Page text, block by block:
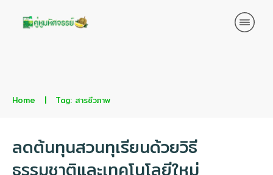
Home | Tag: สารชีวภาพ
ลดต้นทุนสวนทุเรียนด้วยวิธี
ธรรมชาติและเทคโนโลยีใหม่